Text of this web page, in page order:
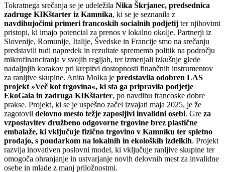
Tokratnega srečanja se je udeležila Nika Škrjanec, predsednica
zadruge KIKštarter iz Kamnika, ki se je seznanila z
navdihujočimi primeri francoskih socialnih podjetij ter njihovimi
pristopi, ki imajo potencial za prenos v lokalno okolje. Partnerji iz
Slovenije, Romunije, Italije, Švedske in Francije smo na srečanju
predstavili tudi napredek in rezultate sprememb politik na področju
mikrofinanciranja v svojih regijah, ter izmenjali izkušnje glede
nadaljnjih korakov pri krepitvi dostopnosti finančnih instrumentov
za ranljive skupine. Anita Molka je predstavila odobren LAS
projekt »Več kot trgovina«, ki sta ga pripravila podjetje
EkoGaia in zadruga KIKštarter, po navdihu francoske dobre
prakse. Projekt, ki se je uspešno začel izvajati maja 2025, je že
zagotovil delovno mesto težje zaposljivi invalidni osebi. Gre za
vzpostavitev družbeno odgovorne trgovine brez plastične
embalaže, ki vključuje fizično trgovino v Kamniku ter spletno
prodajo, s poudarkom na lokalnih in ekoloških izdelkih. Projekt
razvija inovativen poslovni model, ki vključuje ranljive skupine ter
omogoča ohranjanje in ustvarjanje novih delovnih mest za invalidne
osebe in mlade z manj priložnostmi.